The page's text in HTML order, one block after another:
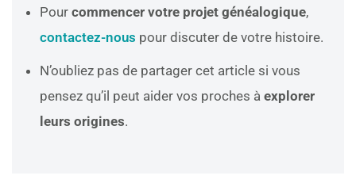
Pour commencer votre projet généalogique,
contactez-nous pour discuter de votre histoire.
N’oubliez pas de partager cet article si vous
pensez qu’il peut aider vos proches à explorer
leurs origines.